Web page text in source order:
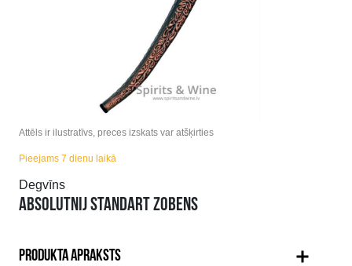
Attēls ir ilustratīvs, preces izskats var atšķirties
Pieejams 7 dienu laikā
Degvīns
ABSOLUTNIJ STANDART ZOBENS
PRODUKTA APRAKSTS